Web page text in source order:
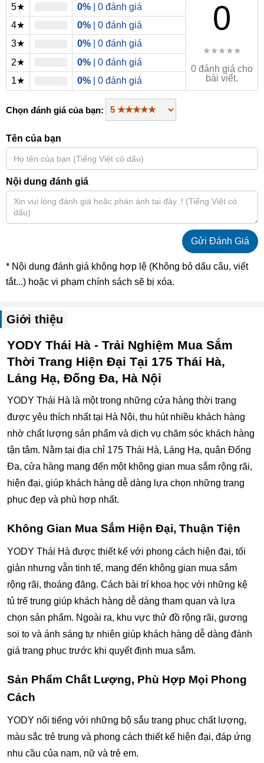
5★ 0% | 0 đánh giá 0
★★★★★
0 đánh giá cho
bài viết.
4★ 0% | 0 đánh giá
3★
0% | 0 đánh giá
2★
0% | 0 đánh giá
1★
0% | 0 đánh giá
Chọn đánh giá của bạn:
Tên của bạn
Nội dung đánh giá
* Nội dung đánh giá không hợp lệ (Không bỏ dấu câu, viết
tắt...) hoặc vi phạm chính sách sẽ bị xóa.
Giới thiệu
YODY Thái Hà - Trải Nghiệm Mua Sắm
Thời Trang Hiện Đại Tại 175 Thái Hà,
Láng Hạ, Đống Đa, Hà Nội
YODY Thái Hà là một trong những cửa hàng thời trang
được yêu thích nhất tại Hà Nội, thu hút nhiều khách hàng
nhờ chất lượng sản phẩm và dịch vụ chăm sóc khách hàng
tận tâm. Nằm tại địa chỉ 175 Thái Hà, Láng Hạ, quận Đống
Đa, cửa hàng mang đến một không gian mua sắm rộng rãi,
hiện đại, giúp khách hàng dễ dàng lựa chọn những trang
phục đẹp và phù hợp nhất.
Không Gian Mua Sắm Hiện Đại, Thuận Tiện
YODY Thái Hà được thiết kế với phong cách hiện đại, tối
giản nhưng vẫn tinh tế, mang đến không gian mua sắm
rộng rãi, thoáng đãng. Cách bài trí khoa học với những kệ
tủ trế trung giúp khách hàng dễ dàng tham quan và lựa
chọn sản phẩm. Ngoài ra, khu vực thử đồ rộng rãi, gương
soi to và ánh sáng tự nhiên giúp khách hàng dễ dàng đánh
giá trang phục trước khi quyết định mua sắm.
Sản Phẩm Chất Lượng, Phù Hợp Mọi Phong
Cách
YODY nổi tiếng với những bộ sắu trang phục chất lượng,
màu sắc trẻ trung và phong cách thiết kế hiện đại, đáp ứng
nhu cầu của nam, nữ và trẻ em.